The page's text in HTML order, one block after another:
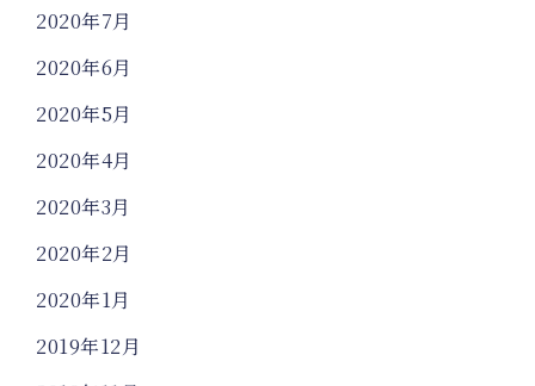
2020年7月
2020年6月
2020年5月
2020年4月
2020年3月
2020年2月
2020年1月
2019年12月